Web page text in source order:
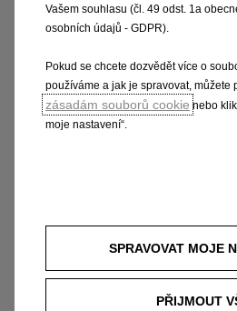
Optická a osvětlovací sada
TECHNIKA
Tachometr v kilometrech
Kotoučové brzdy
Páka ruční brzdy
Levostranné řízení
OSVĚTLENÍ A VIDITELNOST
Vašem souhlasu (čl. 49 odst. 1a
osobních údajů - GDPR).
Pokud se chcete dozvědět více o
používáme a jak je spravovat, můžete
zásadám souborů cookie nebo
moje nastavení“.
SPRAVOVAT MOJE
PŘIJMOUT